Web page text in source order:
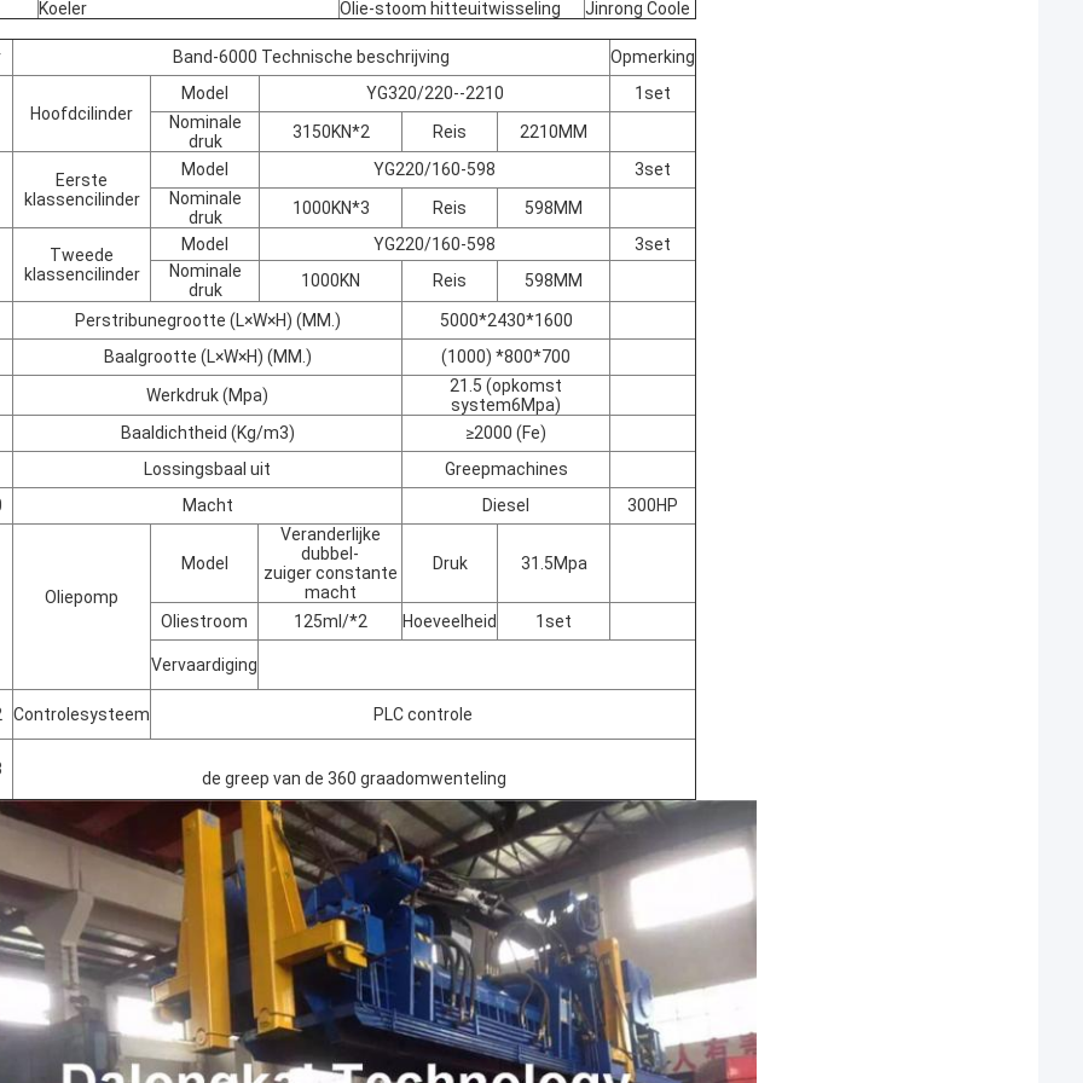
Koeler Olie-stoom hitteuitwisseling Jinrong Coole
Band-6000 Technische beschrijving Opmerking
Hoofdcilinder
Model YG320/220--2210
1set
Nominale
druk
3150KN*2 Reis 2210MM
Eerste
klassencilinder
Model YG220/160-598
3set
Nominale
druk
1000KN*3 Reis 598MM
Tweede
klassencilinder
Model YG220/160-598
3set
Nominale
druk
1000KN Reis 598MM
Perstribunegrootte (L×W×H) (MM.)
5000*2430*1600
Baalgrootte (L×W×H) (MM.)
(1000) *800*700
Werkdruk (Mpa)
21.5 (opkomst
system6Mpa)
Baaldichtheid (Kg/m3)
≥2000 (Fe)
Lossingsbaal uit
Greepmachines
Macht Diesel 300HP
Oliepomp
Model
Veranderlijke
dubbel-
zuiger constante
macht
Druk 31.5Mpa
Oliestroom 125ml/*2 Hoeveelheid 1set
Vervaardiging
Controlesysteem PLC controle
de greep van de 360 graadomwenteling